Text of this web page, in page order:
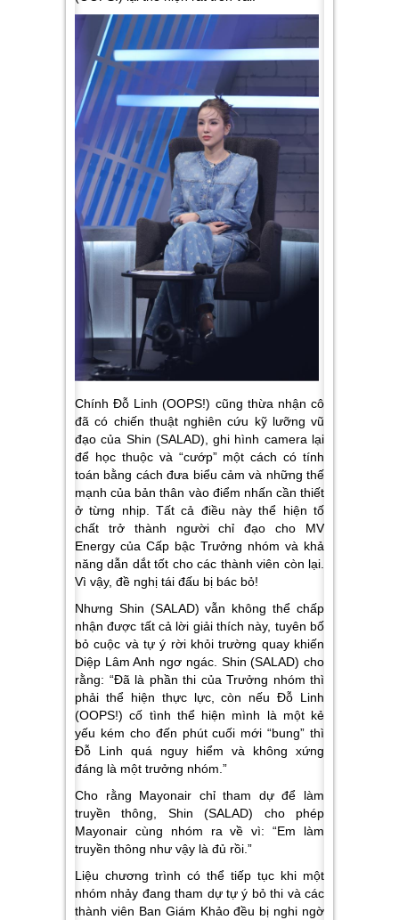
Chính Đỗ Linh (OOPS!) cũng thừa nhận cô
đã có chiến thuật nghiên cứu kỹ lưỡng vũ
đạo của Shin (SALAD), ghi hình camera lại
để học thuộc và “cướp” một cách có tính
toán bằng cách đưa biểu cảm và những thế
mạnh của bản thân vào điểm nhấn cần thiết
ở từng nhịp. Tất cả điều này thể hiện tố
chất trở thành người chỉ đạo cho MV
Energy của Cấp bậc Trưởng nhóm và khả
năng dẫn dắt tốt cho các thành viên còn lại.
Vì vậy, đề nghị tái đấu bị bác bỏ!
Nhưng Shin (SALAD) vẫn không thể chấp
nhận được tất cả lời giải thích này, tuyên bố
bỏ cuộc và tự ý rời khỏi trường quay khiến
Diệp Lâm Anh ngơ ngác. Shin (SALAD) cho
rằng: “Đã là phần thi của Trưởng nhóm thì
phải thể hiện thực lực, còn nếu Đỗ Linh
(OOPS!) cố tình thể hiện mình là một kẻ
yếu kém cho đến phút cuối mới “bung” thì
Đỗ Linh quá nguy hiểm và không xứng
đáng là một trưởng nhóm.”
Cho rằng Mayonair chỉ tham dự để làm
truyền thông, Shin (SALAD) cho phép
Mayonair cùng nhóm ra về vì: “Em làm
truyền thông như vậy là đủ rồi.”
Liệu chương trình có thể tiếp tục khi một
nhóm nhảy đang tham dự tự ý bỏ thi và các
thành viên Ban Giám Khảo đều bị nghi ngờ